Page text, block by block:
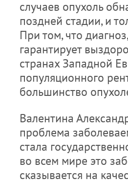
случаев опухоль
поздней стадии, и
При том, что
гарантирует
странах Западной
популяционного
большинство
Валентина
проблема
стала
во всем мире это
сказывается на